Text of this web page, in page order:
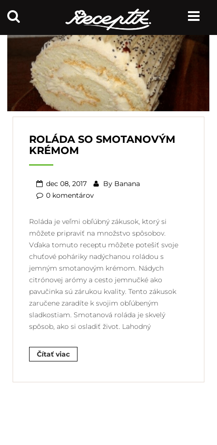
ROLÁDA SO SMOTANOVÝM
KRÉMOM
dec 08, 2017 By Banana
0 komentárov
Roláda je veľmi obľúbný zákusok, ktorý si
môžete pripraviť na množstvo spôsobov.
Vďaka tomuto receptu môžete potešiť svoje
chuťové poháriky nadýchanou roládou s
jemným smotanovým krémom. Nádych
citrónovej arómy a cesto jemnučké ako
pavučinka sú zárukou kvality. Tento zákusok
zaručene zaradíte k svojim obľúbeným
sladkostiam. Smotanová roláda je skvelý
spôsob, ako si osladiť život. Lahodný
Čítať viac